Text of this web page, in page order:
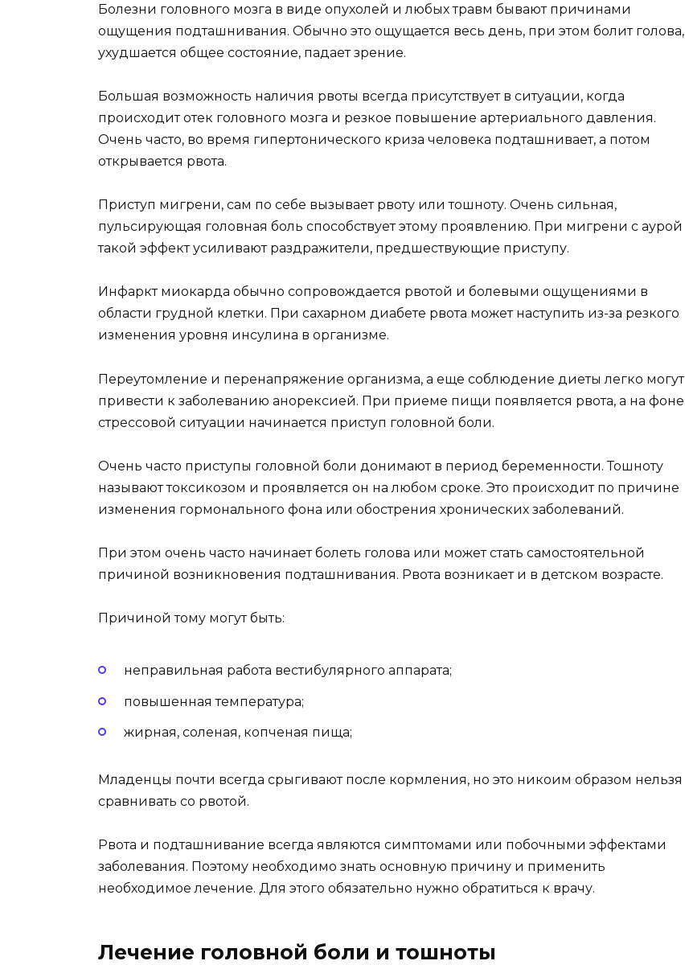
Болезни головного мозга в виде опухолей и любых травм бывают причинами
ощущения подташнивания. Обычно это ощущается весь день, при этом болит голова,
ухудшается общее состояние, падает зрение.
Большая возможность наличия рвоты всегда присутствует в ситуации, когда
происходит отек головного мозга и резкое повышение артериального давления.
Очень часто, во время гипертонического криза человека подташнивает, а потом
открывается рвота.
Приступ мигрени, сам по себе вызывает рвоту или тошноту. Очень сильная,
пульсирующая головная боль способствует этому проявлению. При мигрени с аурой
такой эффект усиливают раздражители, предшествующие приступу.
Инфаркт миокарда обычно сопровождается рвотой и болевыми ощущениями в
области грудной клетки. При сахарном диабете рвота может наступить из-за резкого
изменения уровня инсулина в организме.
Переутомление и перенапряжение организма, а еще соблюдение диеты легко могут
привести к заболеванию анорексией. При приеме пищи появляется рвота, а на фоне
стрессовой ситуации начинается приступ головной боли.
Очень часто приступы головной боли донимают в период беременности. Тошноту
называют токсикозом и проявляется он на любом сроке. Это происходит по причине
изменения гормонального фона или обострения хронических заболеваний.
При этом очень часто начинает болеть голова или может стать самостоятельной
причиной возникновения подташнивания. Рвота возникает и в детском возрасте.
Причиной тому могут быть:
неправильная работа вестибулярного аппарата;
повышенная температура;
жирная, соленая, копченая пища;
Младенцы почти всегда срыгивают после кормления, но это никоим образом нельзя
сравнивать со рвотой.
Рвота и подташнивание всегда являются симптомами или побочными эффектами
заболевания. Поэтому необходимо знать основную причину и применить
необходимое лечение. Для этого обязательно нужно обратиться к врачу.
Лечение головной боли и тошноты